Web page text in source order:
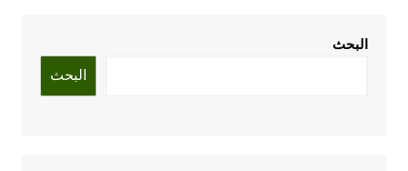
البحث
البحث